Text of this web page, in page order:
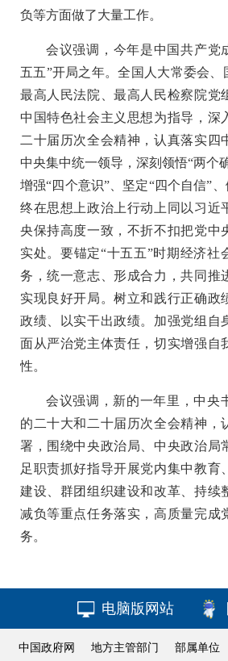
负等方面做了大量工作。
会议强调，今年是中国共产党
五五”开局之年。全国人大常委会、
最高人民法院、最高人民检察院党
中国特色社会主义思想为指导，深
二十届历次全会精神，认真落实四
中央集中统一领导，深刻领悟“两个
增强“四个意识”、坚定“四个自信”
终在思想上政治上行动上同以习近
央保持高度一致，不折不扣把党中
实处。要锚定“十五五”时期经济社
务，统一意志、形成合力，共同推
实现良好开局。树立和践行正确政
政绩、以实干出政绩。加强党组自
面从严治党主体责任，切实增强自
性。
会议强调，新的一年里，中央
的二十大和二十届历次全会精神，
署，围绕中央政治局、中央政治局
足职责抓好指导开展党内集中教育
建设、群团组织建设和改革、持续
减负等重点任务落实，高质量完成
务。
电脑版网站
中国政府网 地方主管部门 部属单位